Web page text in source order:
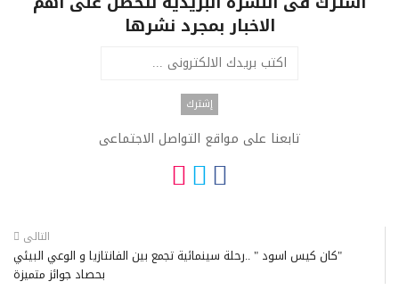
الاخبار بمجرد نشرها
تابعنا على مواقع التواصل الاجتماعى
التالى
"كان كيس اسود " ..رحلة سينمائية تجمع بين الفانتازيا و الوعي البيئي
بحصاد جوائز متميزة